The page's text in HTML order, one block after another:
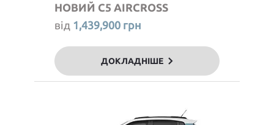
НОВИЙ C5 AIRCROSS
від 1,439,900 грн
ДОКЛАДНІШЕ